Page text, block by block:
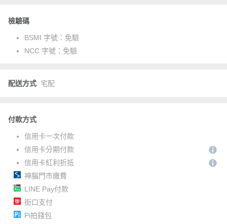
檢驗碼
BSMI 字號： 免驗
NCC 字號： 免驗
配送方式 宅配
付款方式
信用卡一次付款
信用卡分期付款
信用卡紅利折抵
神腦門市繳費
LINE Pay付款
街口支付
Pi拍錢包